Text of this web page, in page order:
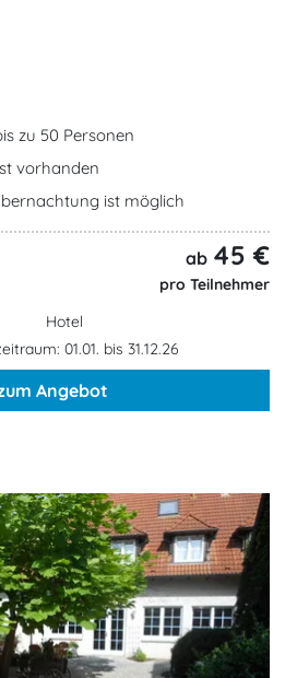
zu 50 Personen
vorhanden
ist möglich
ab 45 €
pro Teilnehmer
Hotel
01.01. bis 31.12.26
Angebot